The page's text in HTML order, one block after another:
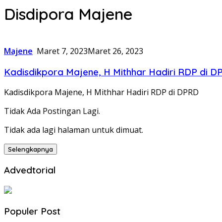
Disdipora Majene
Majene Maret 7, 2023Maret 26, 2023
Kadisdikpora Majene, H Mithhar Hadiri RDP di
Kadisdikpora Majene, H Mithhar Hadiri RDP di DPRD
Tidak Ada Postingan Lagi.
Tidak ada lagi halaman untuk dimuat.
Selengkapnya
Advedtorial
Populer Post